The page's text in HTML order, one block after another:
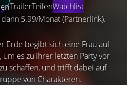
TrailerTeilenWatchlist
5.99/Monat (Partnerlink).
Erde begibt sich eine Frau auf
um es zu ihrer letzten Party vor
schaffen, und trifft dabei auf
von Charakteren.